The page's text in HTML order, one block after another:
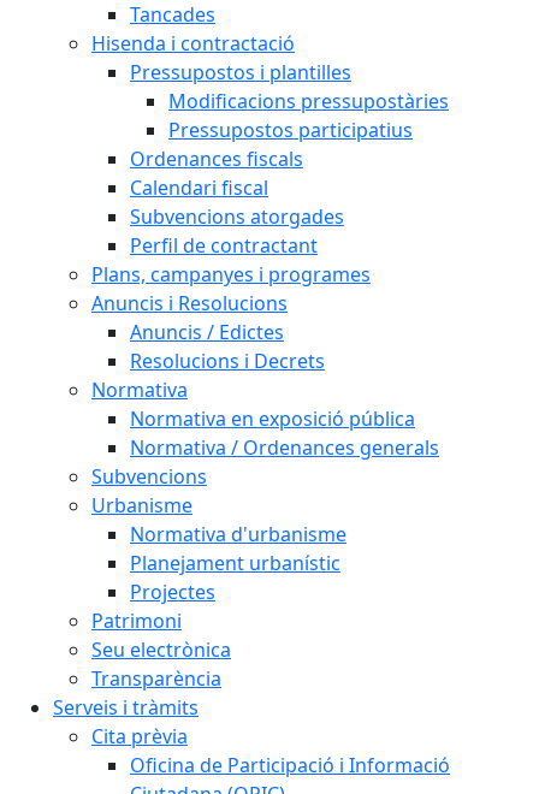
Tancades
Hisenda i contractació
Pressupostos i plantilles
Modificacions pressupostàries
Pressupostos participatius
Ordenances fiscals
Calendari fiscal
Subvencions atorgades
Perfil de contractant
Plans, campanyes i programes
Anuncis i Resolucions
Anuncis / Edictes
Resolucions i Decrets
Normativa
Normativa en exposició pública
Normativa / Ordenances generals
Subvencions
Urbanisme
Normativa d'urbanisme
Planejament urbanístic
Projectes
Patrimoni
Seu electrònica
Transparència
Serveis i tràmits
Cita prèvia
Oficina de Participació i Informació